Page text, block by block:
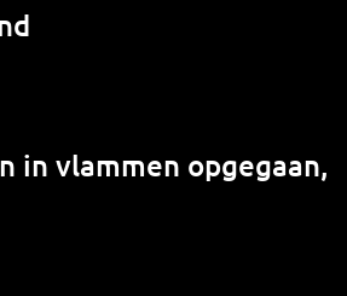
in vlammen opgegaan,